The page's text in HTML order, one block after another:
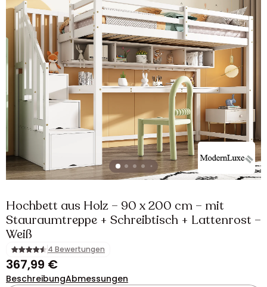
Hochbett aus Holz – 90 x 200 cm – mit
Stauraumtreppe + Schreibtisch + Lattenrost –
Weiß
4 Bewertungen
367,99 €
BeschreibungAbmessungen